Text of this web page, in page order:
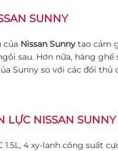
SUNNY
của Nissan Sunnytạo cảm
sau. Hơn nữa, hàng
Sunny so với các đối thủ
LỰC NISSAN SUNNY
4 xy-lanh công suất